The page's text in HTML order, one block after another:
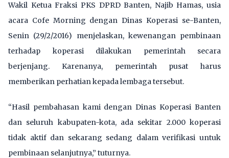
Wakil Ketua Fraksi PKS DPRD Banten, Najib Hamas, usia
acara Cofe Morning dengan Dinas Koperasi se-Banten,
Senin (29/2/2016) menjelaskan, kewenangan pembinaan
terhadap koperasi dilakukan pemerintah secara
berjenjang. Karenanya, pemerintah pusat harus
memberikan perhatian kepada lembaga tersebut.
“Hasil pembahasan kami dengan Dinas Koperasi Banten
dan seluruh kabupaten-kota, ada sekitar 2.000 koperasi
tidak aktif dan sekarang sedang dalam verifikasi untuk
pembinaan selanjutnya,” tuturnya.